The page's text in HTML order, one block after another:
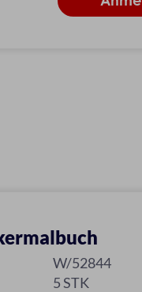
W/52844
5 STK